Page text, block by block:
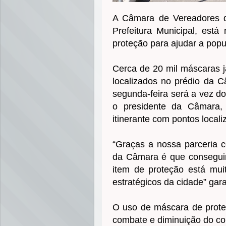
A Câmara de
Prefeitura Municipal, está
proteção para ajudar a
Cerca de 20 mil máscaras
localizados no prédio da
segunda-feira será a vez
o presidente da
itinerante com pontos
“Graças a nossa parceria
da Câmara é que
item de proteção está
estratégicos da cidade”
O uso de máscara de
combate e diminuição do